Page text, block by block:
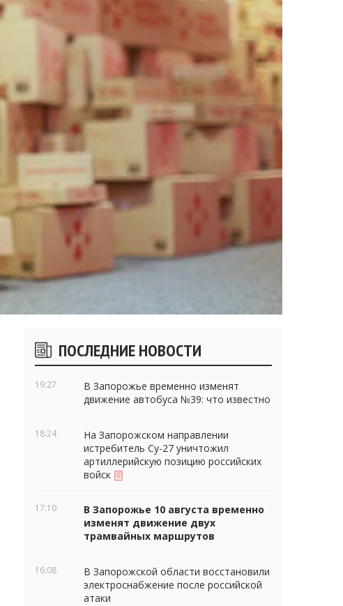
Боковые
виджеты
ПОСЛЕДНИЕ НОВОСТИ
19:27
В Запорожье временно изменят
движение автобуса №39: что известно
18:24
На Запорожском направлении
истребитель Су-27 уничтожил
артиллерийскую позицию российских
войск
17:10
В Запорожье 10 августа временно
изменят движение двух
трамвайных маршрутов
16:08
В Запорожской области восстановили
электроснабжение после российской
атаки